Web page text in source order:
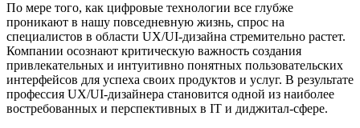
По мере того, как цифровые технологии все глубже
проникают в нашу повседневную жизнь, спрос на
специалистов в области UX/UI-дизайна стремительно растет.
Компании осознают критическую важность создания
привлекательных и интуитивно понятных пользовательских
интерфейсов для успеха своих продуктов и услуг. В результате
профессия UX/UI-дизайнера становится одной из наиболее
востребованных и перспективных в IT и диджитал-сфере.